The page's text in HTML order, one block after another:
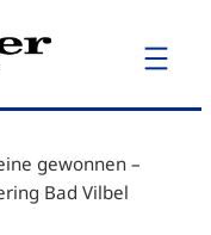
gewonnen –
Bad Vilbel